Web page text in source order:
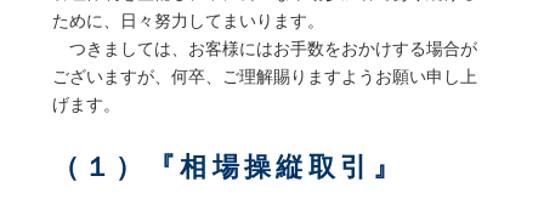
ために、日々努力してまいります。
つきましては、お客様にはお手数をおかけする場合が
ございますが、何卒、ご理解賜りますようお願い申し上
げます。
（１）『相場操縦取引』